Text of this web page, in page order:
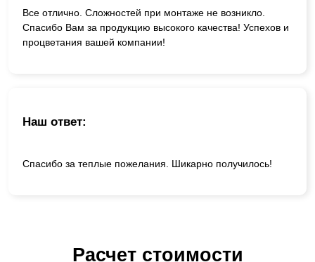
Все отлично. Сложностей при монтаже не возникло.
Спасибо Вам за продукцию высокого качества! Успехов и
процветания вашей компании!
Наш ответ:
Спасибо за теплые пожелания. Шикарно получилось!
Расчет стоимости